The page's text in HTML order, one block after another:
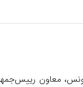
معاون